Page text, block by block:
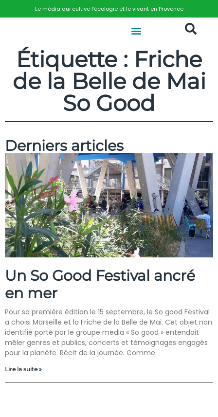
Le média qui cultive l’écologie et le vivant en Provence
Étiquette : Friche
de la Belle de Mai
So Good
Derniers articles
Un So Good Festival ancré
en mer
Pour sa première édition le 15 septembre, le So good Festival
a choisi Marseille et la Friche de la Belle de Mai. Cet objet non
identifié porté par le groupe media « So good » entendait
mêler genres et publics, concerts et témoignages engagés
pour la planète. Récit de la journée. Comme
Lire la suite »